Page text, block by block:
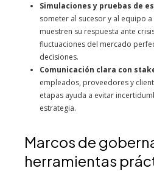
Simulaciones y pruebas de
someter al sucesor y al equipo
muestren su respuesta ante
fluctuaciones del mercado
decisiones.
Comunicación clara con
empleados, proveedores y
etapas ayuda a evitar
estrategia.
Marcos de
herramientas